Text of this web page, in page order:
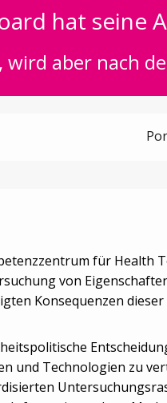
hat seine
aber nach
für Health
von
Konsequenzen
und Technologien zu